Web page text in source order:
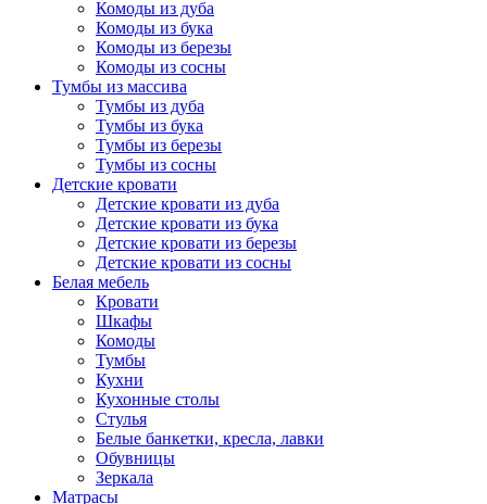
Комоды из дуба
Комоды из бука
Комоды из березы
Комоды из сосны
Тумбы из массива
Тумбы из дуба
Тумбы из бука
Тумбы из березы
Тумбы из сосны
Детские кровати
Детские кровати из дуба
Детские кровати из бука
Детские кровати из березы
Детские кровати из сосны
Белая мебель
Кровати
Шкафы
Комоды
Тумбы
Кухни
Кухонные столы
Стулья
Белые банкетки, кресла, лавки
Обувницы
Зеркала
Матрасы